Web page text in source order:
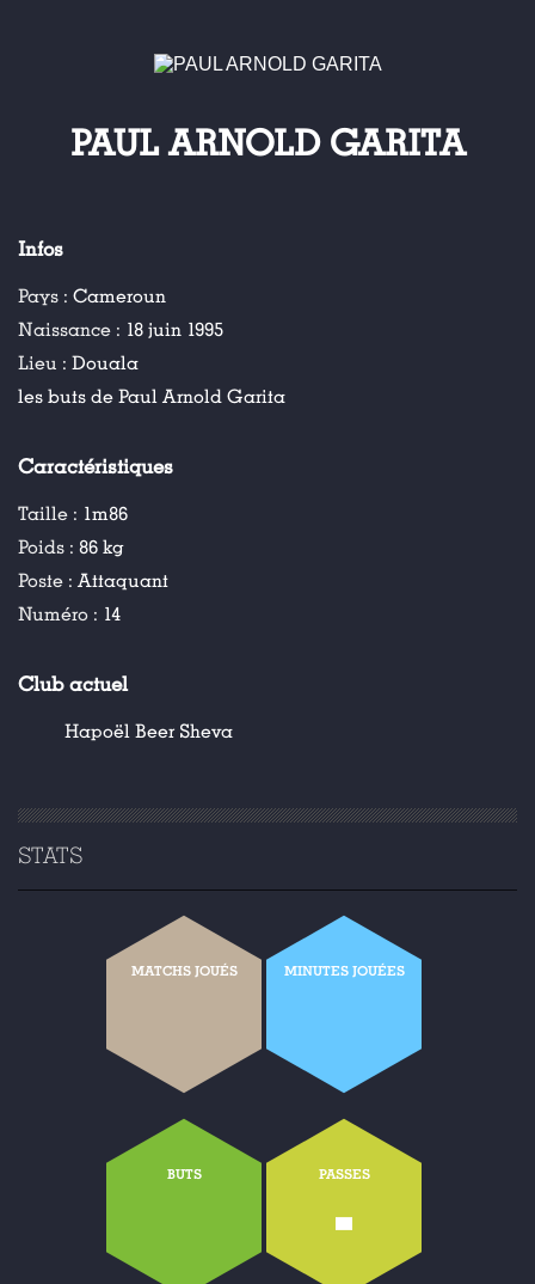
PAUL ARNOLD GARITA
Infos
Pays : Cameroun
Naissance : 18 juin 1995
Lieu : Douala
les buts de Paul Arnold Garita
Caractéristiques
Taille : 1m86
Poids : 86 kg
Poste : Attaquant
Numéro : 14
Club actuel
Hapoël Beer Sheva
STATS
MATCHS JOUÉS MINUTES JOUÉES
BUTS PASSES
-